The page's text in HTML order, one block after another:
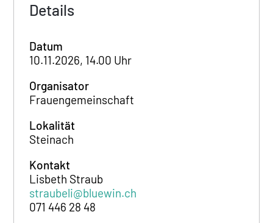
Details
Datum
10.11.2026, 14.00 Uhr
Organisator
Frauengemeinschaft
Lokalität
Steinach
Kontakt
Lisbeth Straub
straubeli@bluewin.ch
071 446 28 48